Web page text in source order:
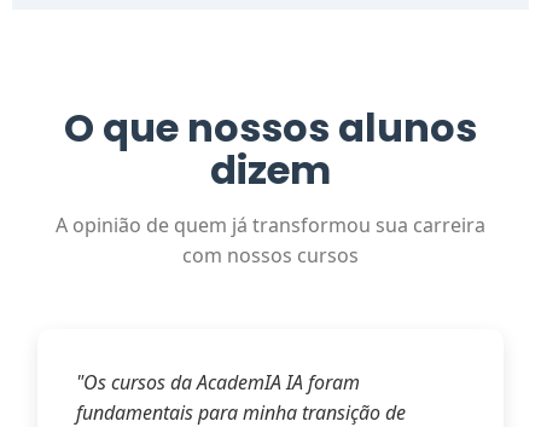
O que nossos alunos
dizem
A opinião de quem já transformou sua carreira
com nossos cursos
"Os cursos da AcademIA IA foram
fundamentais para minha transição de